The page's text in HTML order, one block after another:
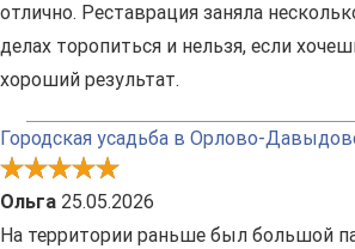
отлично. Реставрация заняла
делах торопиться и нельзя, если
хороший результат.
Городская усадьба в Орлово-
Ольга 25.05.2026
На территории раньше был большой